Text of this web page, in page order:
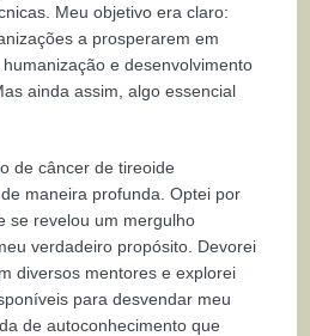
Meu objetivo era claro:
a prosperarem em
e desenvolvimento
ainda assim, algo essencial
de câncer de tireoide
maneira profunda. Optei por
se revelou um mergulho
verdadeiro propósito. Devorei
diversos mentores e explorei
para desvendar meu
de autoconhecimento que